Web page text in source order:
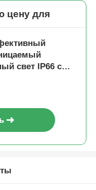
цену для
свет IP66 с